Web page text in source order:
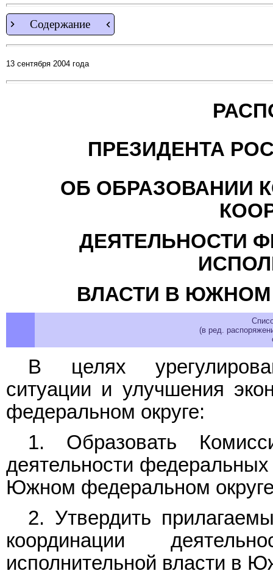
Содержание
13 сентября 2004 года
ПРЕЗИДЕНТА
ОБ ОБРАЗОВАНИИ
ДЕЯТЕЛЬНОСТИ
ВЛАСТИ В ЮЖНОМ
(в ред.
В целях
ситуации и улучшения
федеральном округе:
1. Образовать
деятельности
Южном федеральном
2. Утвердить
координации
исполнительной власти в